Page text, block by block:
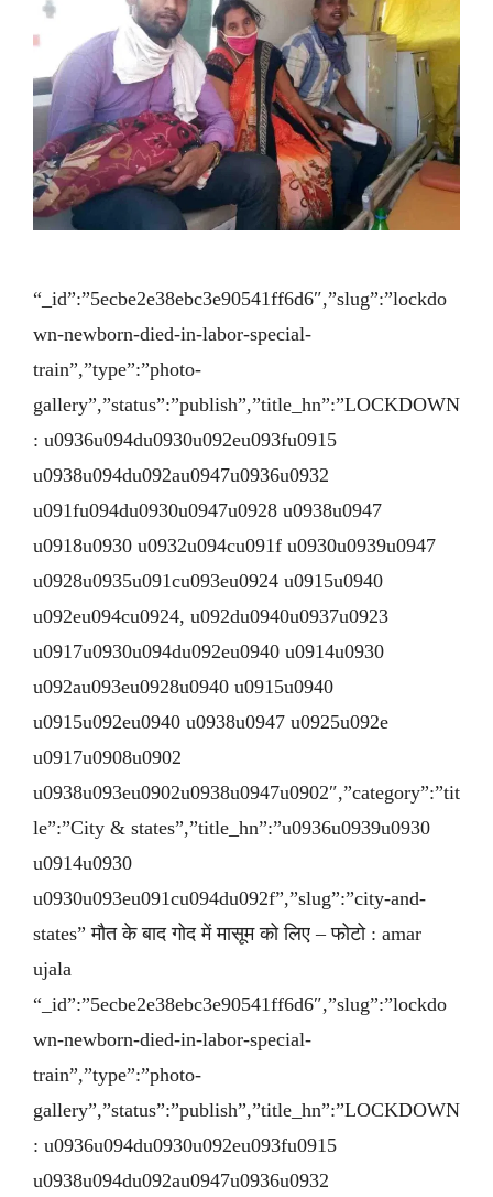
“_id”:”5ecbe2e38ebc3e90541ff6d6″,”slug”:”lockdo
wn-newborn-died-in-labor-special-
train”,”type”:”photo-
gallery”,”status”:”publish”,”title_hn”:”LOCKDOWN
: u0936u094du0930u092eu093fu0915
u0938u094du092au0947u0936u0932
u091fu094du0930u0947u0928 u0938u0947
u0918u0930 u0932u094cu091f u0930u0939u0947
u0928u0935u091cu093eu0924 u0915u0940
u092eu094cu0924, u092du0940u0937u0923
u0917u0930u094du092eu0940 u0914u0930
u092au093eu0928u0940 u0915u0940
u0915u092eu0940 u0938u0947 u0925u092e
u0917u0908u0902
u0938u093eu0902u0938u0947u0902″,”category”:”tit
le”:”City & states”,”title_hn”:”u0936u0939u0930
u0914u0930
u0930u093eu091cu094du092f”,”slug”:”city-and-
states” मौत के बाद गोद में मासूम को लिए – फोटो : amar
ujala
“_id”:”5ecbe2e38ebc3e90541ff6d6″,”slug”:”lockdo
wn-newborn-died-in-labor-special-
train”,”type”:”photo-
gallery”,”status”:”publish”,”title_hn”:”LOCKDOWN
: u0936u094du0930u092eu093fu0915
u0938u094du092au0947u0936u0932